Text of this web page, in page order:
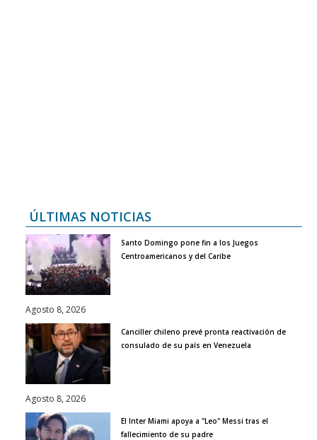
ÚLTIMAS NOTICIAS
Santo Domingo pone fin a los Juegos
Centroamericanos y del Caribe
Agosto 8, 2026
Canciller chileno prevé pronta reactivación de
consulado de su país en Venezuela
Agosto 8, 2026
El Inter Miami apoya a "Leo" Messi tras el
fallecimiento de su padre